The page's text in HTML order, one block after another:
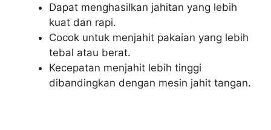
Dapat menghasilkan jahitan yang lebih
kuat dan rapi.
Cocok untuk menjahit pakaian yang lebih
tebal atau berat.
Kecepatan menjahit lebih tinggi
dibandingkan dengan mesin jahit tangan.